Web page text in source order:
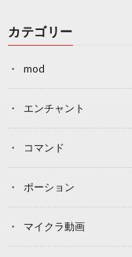
カテゴリー
mod
エンチャント
コマンド
ポーション
マイクラ動画